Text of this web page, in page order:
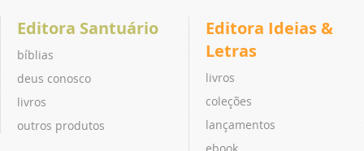
Editora Santuário
bíblias
deus conosco
livros
outros produtos
Editora Ideias &
Letras
livros
coleções
lançamentos
ebook